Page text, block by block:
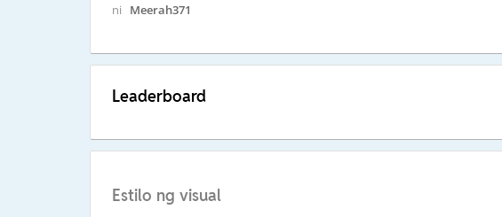
ni Meerah371
Leaderboard
Estilo ng visual